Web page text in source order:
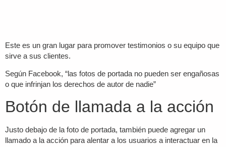
Este es un gran lugar para promover testimonios o su equipo que
sirve a sus clientes.
Según Facebook, “las fotos de portada no pueden ser engañosas
o que infrinjan los derechos de autor de nadie”
Botón de llamada a la acción
Justo debajo de la foto de portada, también puede agregar un
llamado a la acción para alentar a los usuarios a interactuar en la